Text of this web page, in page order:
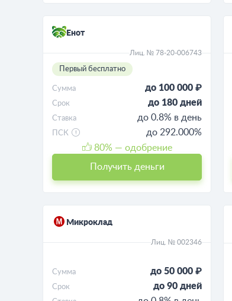
Енот
Лиц. № 78-20-006743
Первый бесплатно
Сумма до 100 000 ₽
Срок до 180 дней
Ставка до 0.8% в день
ПСК
до 292.000%
80% — одобрение
Получить деньги
Микроклад
Лиц. № 002346
Сумма до 50 000 ₽
Срок до 90 дней